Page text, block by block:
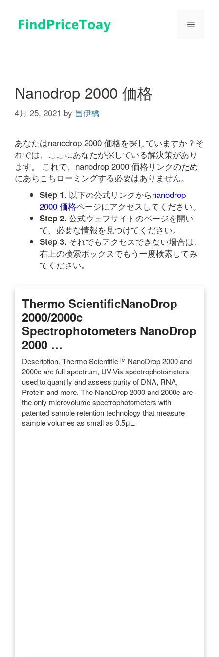
メ
Nanodrop 2000 価格
4月 25, 2021 by 昌伊橋
あなたはnanodrop 2000 価格を探していますか？そ
れでは、ここにあなたが探している解決策があり
ます。 これで、nanodrop 2000 価格リンクのため
にあちこちローミングする必要はありません。
Step 1. 以下の公式リンクからnanodrop
2000 価格ページにアクセスしてください。
Step 2. 公式ウェブサイトのページを開い
て、必要な情報を見つけてください。
Step 3. それでもアクセスできない場合は、
右上の検索ボックスでもう一度検索してみ
てください。
Thermo ScientificNanoDrop
2000/2000c
Spectrophotometers NanoDrop
2000 …
Description. Thermo Scientific™ NanoDrop 2000 and
2000c are full-spectrum, UV-Vis spectrophotometers
used to quantify and assess purity of DNA, RNA,
Protein and more. The NanoDrop 2000 and 2000c are
the only microvolume spectrophotometers with
patented sample retention technology that measure
sample volumes as small as 0.5μL.